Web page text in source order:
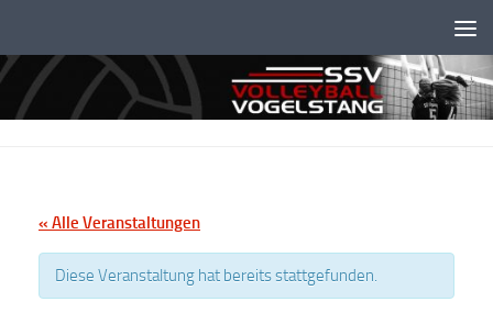
« Alle Veranstaltungen
Diese Veranstaltung hat bereits stattgefunden.